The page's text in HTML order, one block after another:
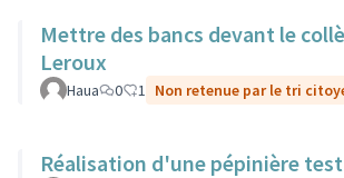
Mettre des bancs devant le
Leroux
Haua 0 1 Non retenue par le tri
Réalisation d'une pépinière test